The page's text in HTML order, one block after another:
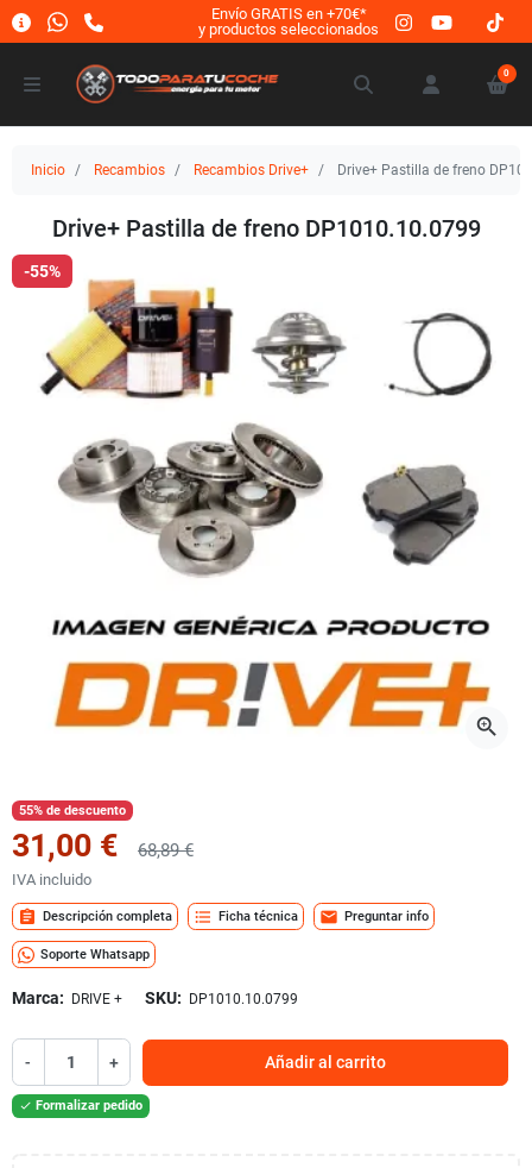
Envío GRATIS en +70€*
y productos seleccionados
0
Inicio Recambios Recambios Drive+ Drive+ Pastilla de freno
Drive+ Pastilla de freno DP1010.10.0799
-55%
zoom_in
55% de descuento
31,00 € 68,89 €
IVA incluido
assignment Descripción completa format_list_bulleted Ficha técnica mail Preguntar info
Soporte Whatsapp
Marca: DRIVE + SKU: DP1010.10.0799
- + Añadir al carrito
 Formalizar pedido